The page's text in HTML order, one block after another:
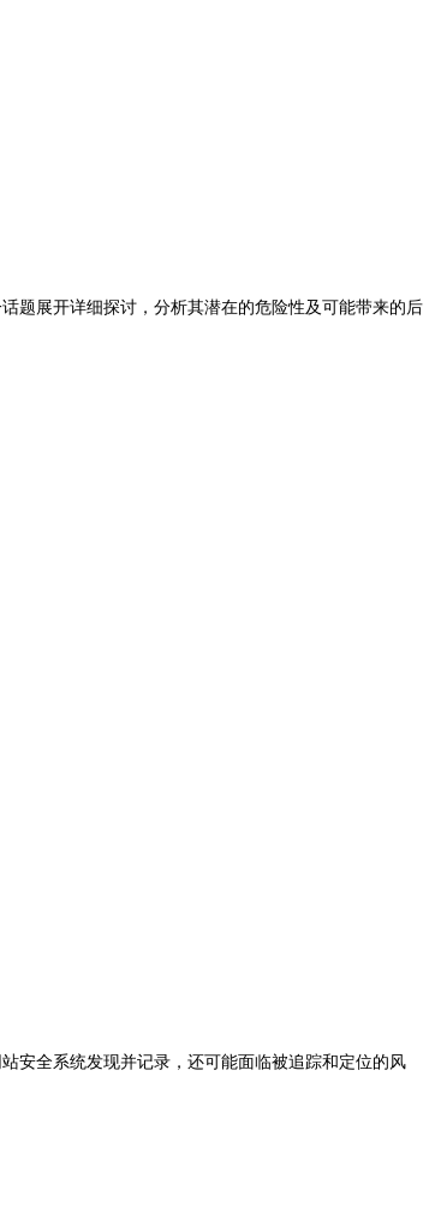
题展开详细探讨，分析其潜在的危险性及可能带来的后
安全系统发现并记录，还可能面临被追踪和定位的风